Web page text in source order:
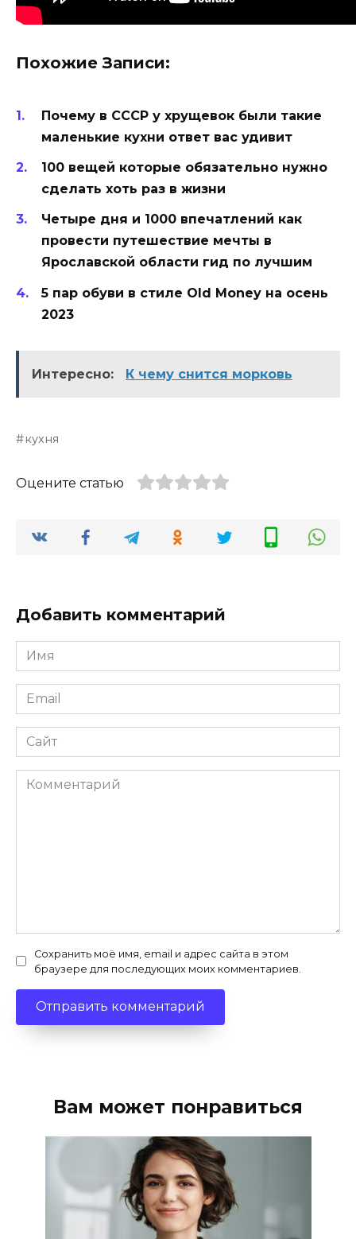
Похожие Записи:
Почему в СССР у хрущевок были такие
маленькие кухни ответ вас удивит
100 вещей которые обязательно нужно
сделать хоть раз в жизни
Четыре дня и 1000 впечатлений как
провести путешествие мечты в
Ярославской области гид по лучшим
5 пар обуви в стиле Old Money на осень
2023
Интересно: К чему снится морковь
кухня
Оцените статью
Добавить комментарий
Имя
*
Email
*
Сайт
Комментарий
Сохранить моё имя, email и адрес сайта в этом
браузере для последующих моих комментариев.
Вам может понравиться